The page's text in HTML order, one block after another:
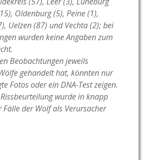
Oldenburg (5), Peine (1),
Uelzen (87) und Vechta (2); bei
wurden keine Angaben zum
Beobachtungen jeweils
gehandelt hat, könnten nur
Fotos oder ein DNA-Test zeigen.
wurde in knapp
der Wolf als Verursacher